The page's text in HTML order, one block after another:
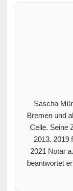
Sascha
Bremen und
Celle. Seine
2013. 2019
2021 Notar
beantwortet